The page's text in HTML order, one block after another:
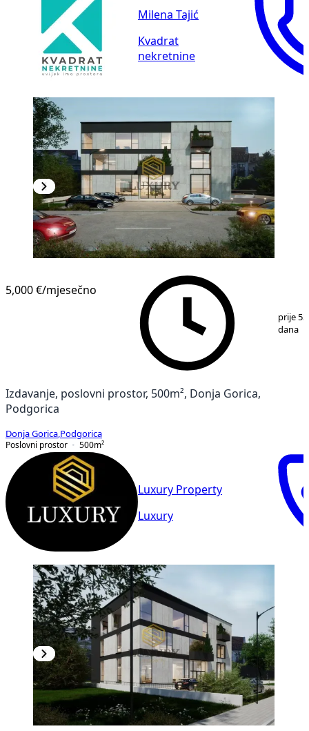
Milena Tajić
Kvadrat
nekretnine
5,000 €/mjesečno
prije 53
dana
Izdavanje, poslovni prostor, 500m², Donja Gorica,
Podgorica
Donja Gorica Podgorica
Poslovni prostor
500m²
Luxury Property
Luxury